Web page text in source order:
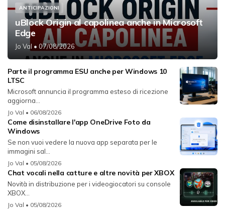
ANTICIPAZIONI
uBlock Origin al capolinea anche in Microsoft
Edge
Jo Val • 07/08/2026
Parte il programma ESU anche per Windows 10
LTSC
Microsoft annuncia il programma esteso di ricezione
aggiorna...
Jo Val • 06/08/2026
Come disinstallare l'app OneDrive Foto da
Windows
Se non vuoi vedere la nuova app separata per le
immagini sal...
Jo Val • 05/08/2026
Chat vocali nella catture e altre novità per XBOX
Novità in distribuzione per i videogiocatori su console
XBOX...
Jo Val • 05/08/2026